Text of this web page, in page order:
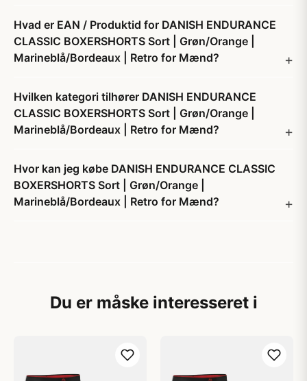
Hvad er EAN / Produktid for DANISH ENDURANCE
CLASSIC BOXERSHORTS Sort | Grøn/Orange |
Marineblå/Bordeaux | Retro for Mænd?
Hvilken kategori tilhører DANISH ENDURANCE
CLASSIC BOXERSHORTS Sort | Grøn/Orange |
Marineblå/Bordeaux | Retro for Mænd?
Hvor kan jeg købe DANISH ENDURANCE CLASSIC
BOXERSHORTS Sort | Grøn/Orange |
Marineblå/Bordeaux | Retro for Mænd?
Du er måske interesseret i